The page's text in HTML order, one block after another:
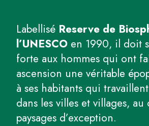
Labellisé Reserve de
l’UNESCO en 1990, il doit
forte aux hommes qui ont
ascension une véritable
à ses habitants qui
dans les villes et villages,
paysages d’exception.